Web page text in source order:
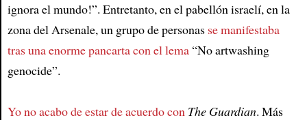
ignora el mundo!”. Entretanto, en el pabellón israelí, en la
zona del Arsenale, un grupo de personas se manifestaba
tras una enorme pancarta con el lema“No artwashing
genocide”.
Yo no acabo de estar de acuerdo con The Guardian. Más